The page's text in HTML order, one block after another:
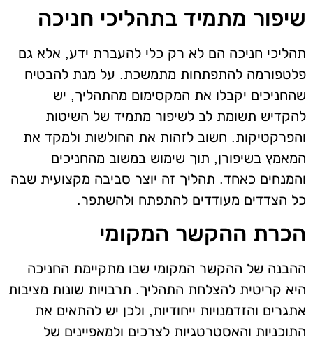
שיפור מתמיד בתהליכי חניכה
תהליכי חניכה הם לא רק כלי להעברת ידע, אלא גם
פלטפורמה להתפתחות מתמשכת. על מנת להבטיח
שהחניכים יקבלו את המקסימום מהתהליך, יש
להקדיש תשומת לב לשיפור מתמיד של השיטות
והפרקטיקות. חשוב לזהות את החולשות ולמקד את
המאמץ בשיפורן, תוך שימוש במשוב מהחניכים
והמנחים כאחד. תהליך זה יוצר סביבה מקצועית שבה
כל הצדדים מעודדים להתפתח ולהשתפר.
הכרת ההקשר המקומי
ההבנה של ההקשר המקומי שבו מתקיימת החניכה
היא קריטית להצלחת התהליך. תרבויות שונות מציבות
אתגרים והזדמנויות ייחודיות, ולכן יש להתאים את
התוכניות והאסטרטגיות לצרכים ולמאפיינים של